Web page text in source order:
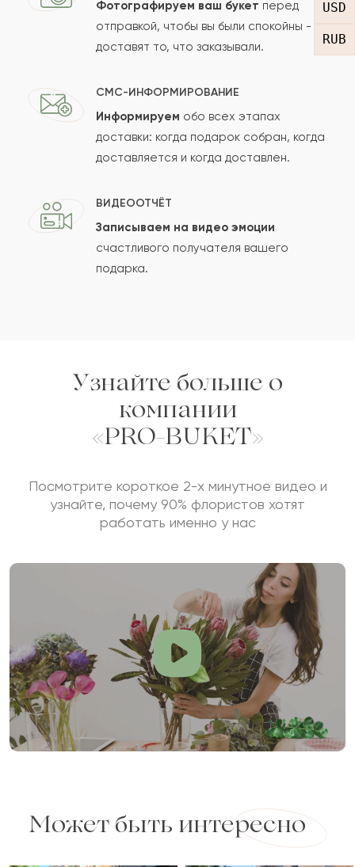
USD
RUB
Сколько будет
Отзыв будет опубликован после проверки.
Проверяем на спам.
Фотографируем ваш букет перед
отправкой, чтобы вы были спокойны -
доставят то, что заказывали.
СМС-ИНФОРМИРОВАНИЕ
Информируем обо всех этапах
доставки: когда подарок собран, когда
доставляется и когда доставлен.
ВИДЕООТЧЁТ
Записываем на видео эмоции
счастливого получателя вашего
подарка.
Узнайте больше о
компании
«PRO-BUKET»
Посмотрите короткое 2-х минутное видео и
узнайте, почему 90% флористов хотят
работать именно у нас
Может быть интересно